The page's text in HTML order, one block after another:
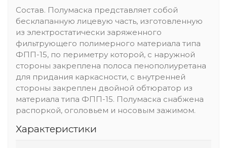
Состав. Полумаска представляет собой
бесклапанную лицевую часть, изготовленную
из электростатически заряженного
фильтрующего полимерного материала типа
ФПП-15, по периметру которой, с наружной
стороны закреплена полоса пенополиуретана
для придания каркасности, с внутренней
стороны закреплен двойной обтюратор из
материала типа ФПП-15. Полумаска снабжена
распоркой, оголовьем и носовым зажимом.
Характеристики